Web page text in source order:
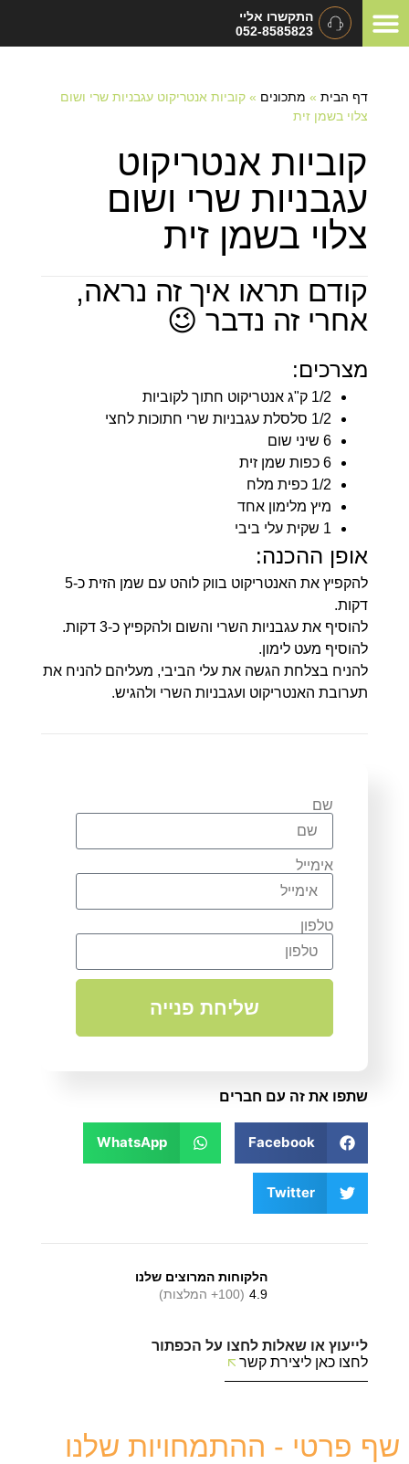
התקשרו אליי
052-8585823
דף הבית» מתכונים » קוביות אנטריקוט עגבניות שרי ושום
צלוי בשמן זית
קוביות אנטריקוט
עגבניות שרי ושום
צלוי בשמן זית
קודם תראו איך זה נראה,
אחרי זה נדבר 😉
מצרכים:
1/2 ק"ג אנטריקוט חתוך לקוביות
1/2 סלסלת עגבניות שרי חתוכות לחצי
6 שיני שום
6 כפות שמן זית
1/2 כפית מלח
מיץ מלימון אחד
1 שקית עלי ביבי
אופן ההכנה:
להקפיץ את האנטריקוט בווק לוהט עם שמן הזית כ-5
דקות.
להוסיף את עגבניות השרי והשום ולהקפיץ כ-3 דקות.
להוסיף מעט לימון.
להניח בצלחת הגשה את עלי הביבי, מעליהם להניח את
תערובת האנטריקוט ועגבניות השרי ולהגיש.
שם
אימייל
טלפון
שליחת פנייה
שתפו את זה עם חברים
Facebook
WhatsApp
Twitter
הלקוחות המרוצים שלנו
4.9 (100+ המלצות)
לייעוץ או שאלות לחצו על הכפתור
לחצו כאן ליצירת קשר
שף פרטי - ההתמחויות שלנו